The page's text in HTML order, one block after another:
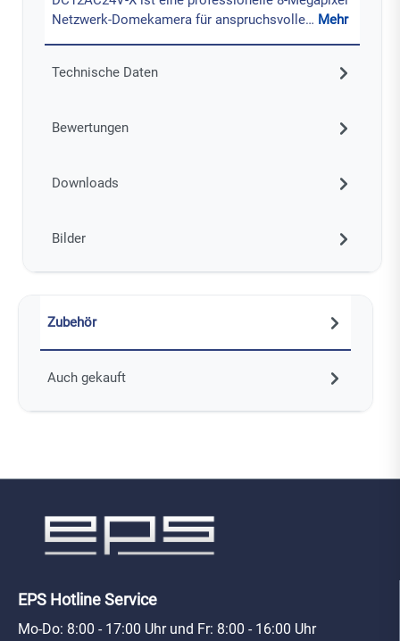
Netzwerk-Domekamera für anspruchsvolle… Mehr
Technische Daten
Bewertungen
Downloads
Bilder
Zubehör
Auch gekauft
EPS Hotline Service
Mo-Do: 8:00 - 17:00 Uhr und Fr: 8:00 - 16:00 Uhr